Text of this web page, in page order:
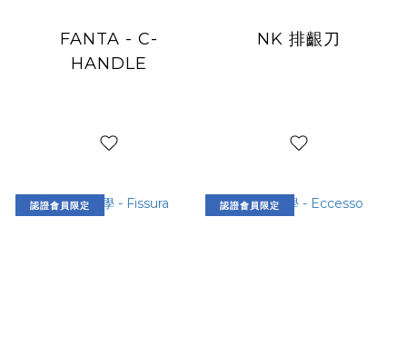
FANTA - C-
HANDLE
NK 排齦刀
認證會員限定 認證會員限定